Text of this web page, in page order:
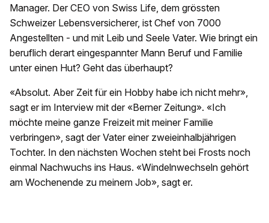
Manager. Der CEO von Swiss Life, dem grössten
Schweizer Lebensversicherer, ist Chef von 7000
Angestellten - und mit Leib und Seele Vater. Wie bringt ein
beruflich derart eingespannter Mann Beruf und Familie
unter einen Hut? Geht das überhaupt?
«Absolut. Aber Zeit für ein Hobby habe ich nicht mehr»,
sagt er im Interview mit der «Berner Zeitung». «Ich
möchte meine ganze Freizeit mit meiner Familie
verbringen», sagt der Vater einer zweieinhalbjährigen
Tochter. In den nächsten Wochen steht bei Frosts noch
einmal Nachwuchs ins Haus. «Windelnwechseln gehört
am Wochenende zu meinem Job», sagt er.